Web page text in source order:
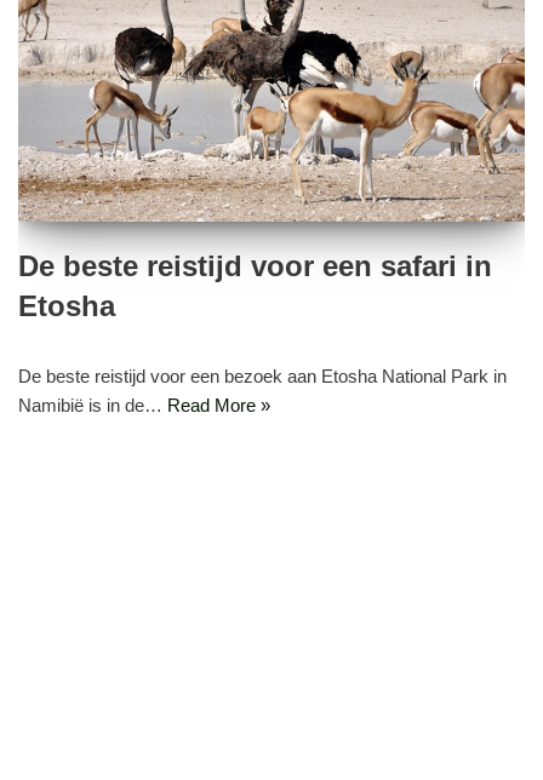
De beste reistijd voor een safari in
Etosha
De beste reistijd voor een bezoek aan Etosha National Park in
Namibië is in de… Read More »